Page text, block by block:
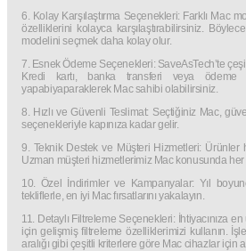
6. Kolay Karşılaştırma Seçenekleri: Farklı Mac
özelliklerini kolayca karşılaştırabilirsiniz.
modelini seçmek daha kolay olur.
7. Esnek Ödeme Seçenekleri: SaveAsTech’te
Kredi kartı, banka transferi veya ödeme
yapabiyaparaklerek Mac sahibi olabilirsiniz.
8. Hızlı ve Güvenli Teslimat: Seçtiğiniz Mac,
seçenekleriyle kapınıza kadar gelir.
9. Teknik Destek ve Müşteri Hizmetleri: Ürünler
Uzman müşteri hizmetlerimiz Mac konusunda her
10. Özel İndirimler ve Kampanyalar: Yıl
tekliflerle, en iyi Mac fırsatlarını yakalayın.
11. Detaylı Filtreleme Seçenekleri: İhtiyacınıza
için gelişmiş filtreleme özelliklerimizi kullanın.
aralığı gibi çeşitli kriterlere göre Mac cihazlar için